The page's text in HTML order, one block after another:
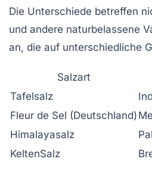
Die Unterschiede betreffen
und andere naturbelassene
an, die auf unterschiedliche
Salzart
Tafelsalz
Fleur de Sel (Deutschland)
Himalayasalz
KeltenSalz